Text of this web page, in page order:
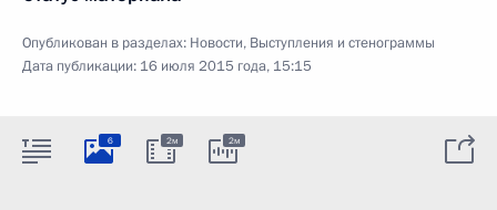
Опубликован в разделах: Новости, Выступления и стенограммы
Дата публикации: 16 июля 2015 года, 15:15
6 2м 2м